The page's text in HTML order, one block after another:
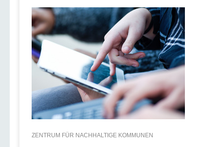
ZENTRUM FÜR NACHHALTIGE KOMMUNEN